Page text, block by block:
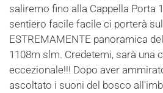
saliremo fino alla Cappella Porta
sentiero facile facile ci porterà
ESTREMAMENTE panoramica
1108m slm. Credetemi, sarà una
eccezionale!!! Dopo aver
ascoltato i suoni del bosco